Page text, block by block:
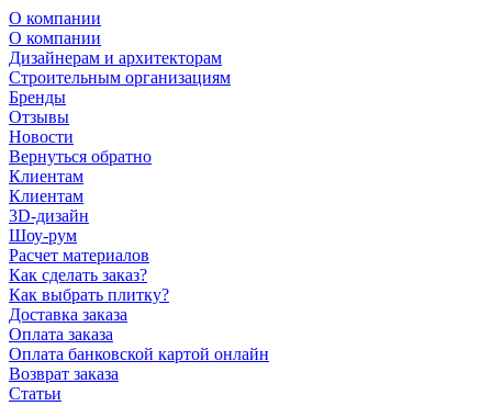
О компании
О компании
Дизайнерам и архитекторам
Строительным организациям
Бренды
Отзывы
Новости
Вернуться обратно
Клиентам
Клиентам
3D-дизайн
Шоу-рум
Расчет материалов
Как сделать заказ?
Как выбрать плитку?
Доставка заказа
Оплата заказа
Оплата банковской картой онлайн
Возврат заказа
Статьи